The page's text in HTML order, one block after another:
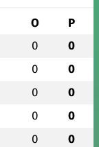
O P
0 0
0 0
0 0
0 0
0 0